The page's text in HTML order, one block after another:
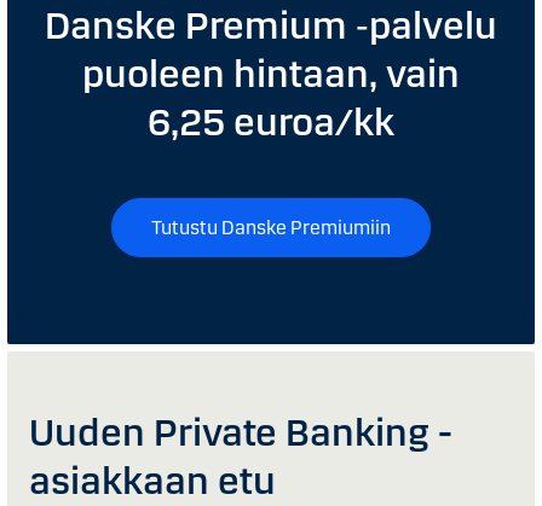
Danske Premium ‑palvelu
puoleen hintaan, vain
6,25 euroa/kk
Tutustu Danske Premiumiin
Uuden Private Banking -
asiakkaan etu